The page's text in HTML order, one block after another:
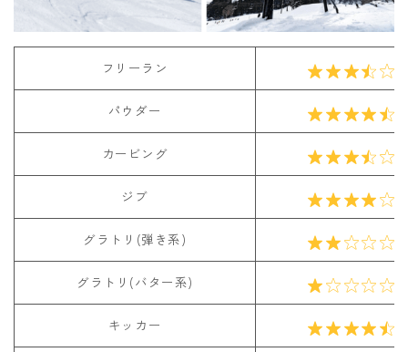
フリーラン
パウダー
カービング
ジブ
グラトリ(弾き系)
グラトリ(バター系)
キッカー